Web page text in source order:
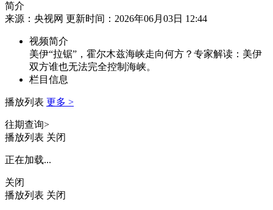
简介
来源：央视网 更新时间：2026年06月03日 12:44
视频简介
美伊“拉锯”，霍尔木兹海峡走向何方？专家解读：美伊
双方谁也无法完全控制海峡。
栏目信息
播放列表 更多 >
往期查询>
播放列表 关闭
正在加载...
关闭
播放列表 关闭